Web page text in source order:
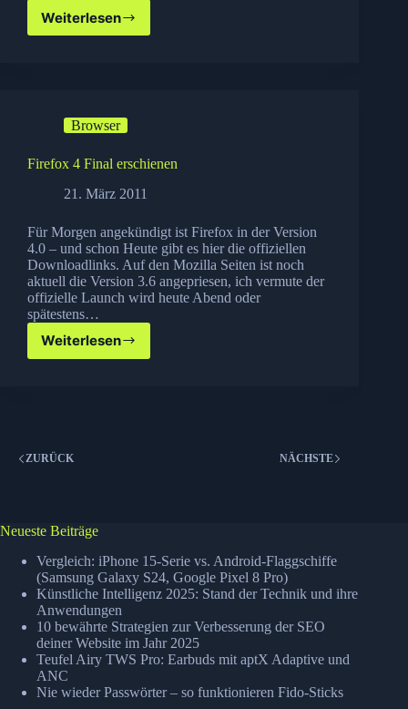
Weiterlesen
Welcher
Browser
Firefox 4 Final erschienen
21. März 2011
Für Morgen angekündigt ist Firefox in der Version
4.0 – und schon Heute gibt es hier die offiziellen
Downloadlinks. Auf den Mozilla Seiten ist noch
aktuell die Version 3.6 angepriesen, ich vermute der
offizielle Launch wird heute Abend oder
spätestens…
Weiterlesen
Firefox
ZURÜCK NÄCHSTE
Neueste Beiträge
Vergleich: iPhone 15-Serie vs. Android-Flaggschiffe
(Samsung Galaxy S24, Google Pixel 8 Pro)
Künstliche Intelligenz 2025: Stand der Technik und ihre
Anwendungen
10 bewährte Strategien zur Verbesserung der SEO
deiner Website im Jahr 2025
Teufel Airy TWS Pro: Earbuds mit aptX Adaptive und
ANC
Nie wieder Passwörter – so funktionieren Fido-Sticks